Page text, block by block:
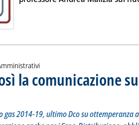
la comunicazione
2014-19, ultimo Dco su ottemperanza